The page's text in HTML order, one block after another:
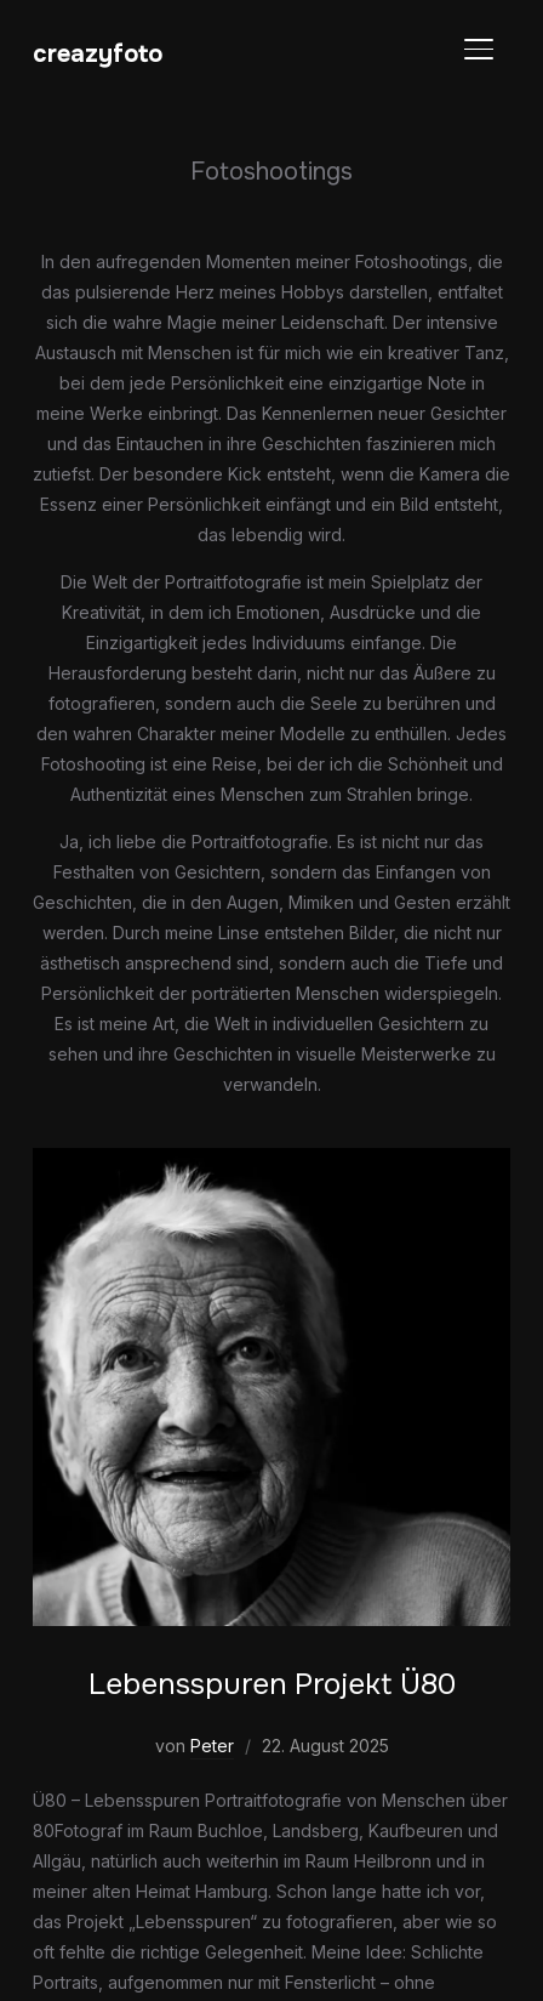
creazyfoto
Fotoshootings
In den aufregenden Momenten meiner Fotoshootings, die
das pulsierende Herz meines Hobbys darstellen, entfaltet
sich die wahre Magie meiner Leidenschaft. Der intensive
Austausch mit Menschen ist für mich wie ein kreativer Tanz,
bei dem jede Persönlichkeit eine einzigartige Note in
meine Werke einbringt. Das Kennenlernen neuer Gesichter
und das Eintauchen in ihre Geschichten faszinieren mich
zutiefst. Der besondere Kick entsteht, wenn die Kamera die
Essenz einer Persönlichkeit einfängt und ein Bild entsteht,
das lebendig wird.
Die Welt der Portraitfotografie ist mein Spielplatz der
Kreativität, in dem ich Emotionen, Ausdrücke und die
Einzigartigkeit jedes Individuums einfange. Die
Herausforderung besteht darin, nicht nur das Äußere zu
fotografieren, sondern auch die Seele zu berühren und
den wahren Charakter meiner Modelle zu enthüllen. Jedes
Fotoshooting ist eine Reise, bei der ich die Schönheit und
Authentizität eines Menschen zum Strahlen bringe.
Ja, ich liebe die Portraitfotografie. Es ist nicht nur das
Festhalten von Gesichtern, sondern das Einfangen von
Geschichten, die in den Augen, Mimiken und Gesten erzählt
werden. Durch meine Linse entstehen Bilder, die nicht nur
ästhetisch ansprechend sind, sondern auch die Tiefe und
Persönlichkeit der porträtierten Menschen widerspiegeln.
Es ist meine Art, die Welt in individuellen Gesichtern zu
sehen und ihre Geschichten in visuelle Meisterwerke zu
verwandeln.
Lebensspuren Projekt Ü80
von Peter 22. August 2025
Ü80 – Lebensspuren Portraitfotografie von Menschen über
80Fotograf im Raum Buchloe, Landsberg, Kaufbeuren und
Allgäu, natürlich auch weiterhin im Raum Heilbronn und in
meiner alten Heimat Hamburg. Schon lange hatte ich vor,
das Projekt „Lebensspuren“ zu fotografieren, aber wie so
oft fehlte die richtige Gelegenheit. Meine Idee: Schlichte
Portraits, aufgenommen nur mit Fensterlicht – ohne